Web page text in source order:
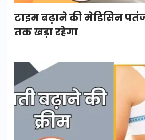
टाइम बढ़ाने की मेडिसिन
तक खड़ा रहेगा